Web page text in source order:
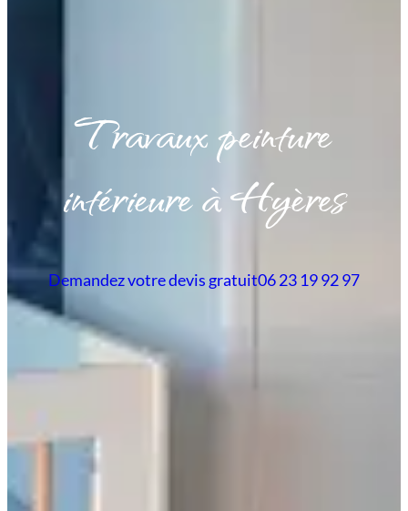
Travaux peinture
intérieure à Hyères
Demandez votre devis gratuit06 23 19 92 97